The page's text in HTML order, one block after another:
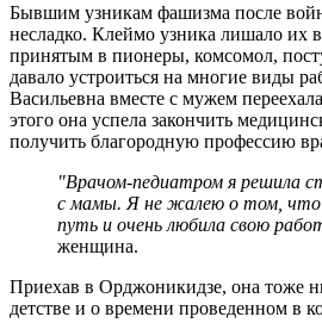
Бывшим узникам фашизма после
несладко. Клеймо узника лишало их
принятым в пионеры, комсомол,
давало устроиться на многие виды
Васильевна вместе с мужем
этого она успела закончить
получить благородную профессию
"Врачом-педиатром я решила
с мамы. Я не жалею о том,
путь и очень любила свою
женщина.
Приехав в Орджоникидзе, она тоже
детстве и о времени проведенном в